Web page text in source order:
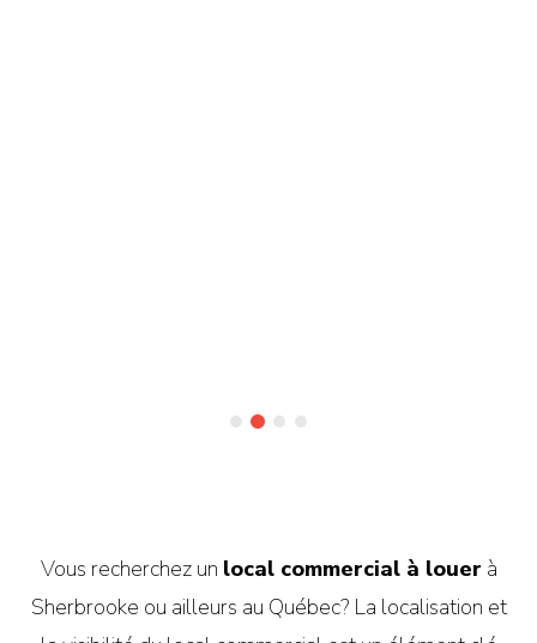
Vous recherchez un local commercial à louer à
Sherbrooke ou ailleurs au Québec? La localisation et